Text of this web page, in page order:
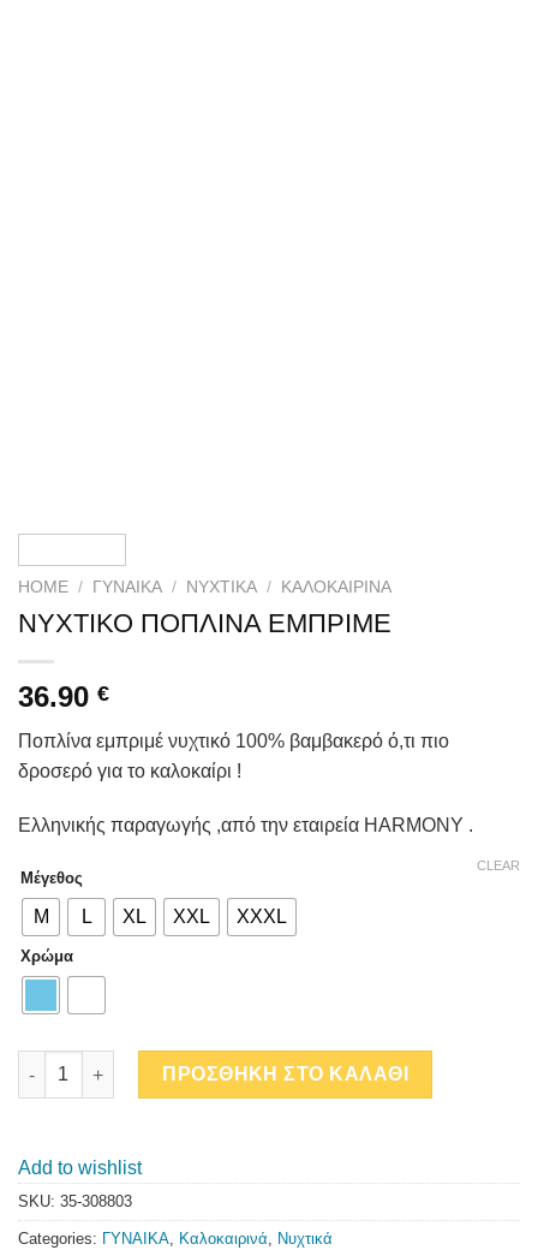
HOME / ΓΥΝΑΙΚΑ / ΝΥΧΤΙΚΆ / ΚΑΛΟΚΑΙΡΙΝΆ
ΝΥΧΤΙΚΟ ΠΟΠΛΙΝΑ ΕΜΠΡΙΜΕ
36.90 €
Ποπλίνα εμπριμέ νυχτικό 100% βαμβακερό ό,τι πιο
δροσερό για το καλοκαίρι !
Ελληνικής παραγωγής ,από την εταιρεία HARMONY .
Μέγεθος
M L XL XXL XXXL
Χρώμα
CLEAR
ΝΥΧΤΙΚΟ ΠΟΠΛΙΝΑ ΕΜΠΡΙΜΕ quantity
ΠΡΟΣΘΗΚΗ ΣΤΟ ΚΑΛΑΘΙ
Add to wishlist
SKU: 35-308803
Categories: ΓΥΝΑΙΚΑ, Καλοκαιρινά, Νυχτικά